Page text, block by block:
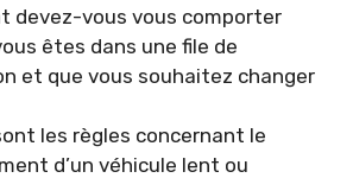
devez-vous vous comporter
êtes dans une file de
et que vous souhaitez changer
les règles concernant le
d’un véhicule lent ou